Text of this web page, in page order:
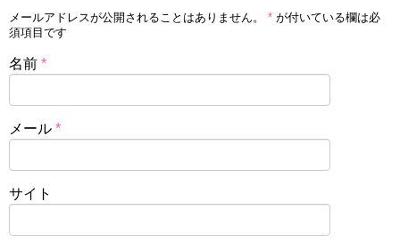
メールアドレスが公開されることはありません。 * が付いている欄は必
須項目です
名前 *
メール *
サイト